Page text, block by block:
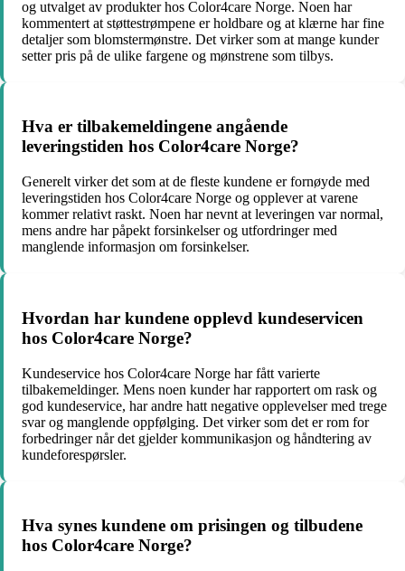
og utvalget av produkter hos Color4care Norge. Noen har
kommentert at støttestrømpene er holdbare og at klærne har fine
detaljer som blomstermønstre. Det virker som at mange kunder
setter pris på de ulike fargene og mønstrene som tilbys.
Hva er tilbakemeldingene angående
leveringstiden hos Color4care Norge?
Generelt virker det som at de fleste kundene er fornøyde med
leveringstiden hos Color4care Norge og opplever at varene
kommer relativt raskt. Noen har nevnt at leveringen var normal,
mens andre har påpekt forsinkelser og utfordringer med
manglende informasjon om forsinkelser.
Hvordan har kundene opplevd kundeservicen
hos Color4care Norge?
Kundeservice hos Color4care Norge har fått varierte
tilbakemeldinger. Mens noen kunder har rapportert om rask og
god kundeservice, har andre hatt negative opplevelser med trege
svar og manglende oppfølging. Det virker som det er rom for
forbedringer når det gjelder kommunikasjon og håndtering av
kundeforespørsler.
Hva synes kundene om prisingen og tilbudene
hos Color4care Norge?